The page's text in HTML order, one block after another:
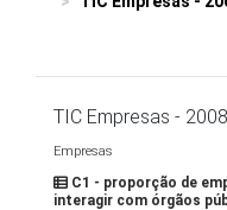
TIC Empresas - 2008
Empresas
C1 - proporção de
interagir com órgãos